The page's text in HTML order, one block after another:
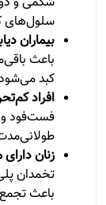
سلول‌های
بیماران
باعث
کبد
افراد
فست‌فود و
زنان
تخمدان
باعث